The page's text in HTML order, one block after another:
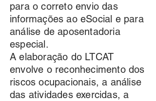
para o correto envio das
informações ao eSocial e para
análise de aposentadoria
especial.
A elaboração do LTCAT
envolve o reconhecimento dos
riscos ocupacionais, a análise
das atividades exercidas, a